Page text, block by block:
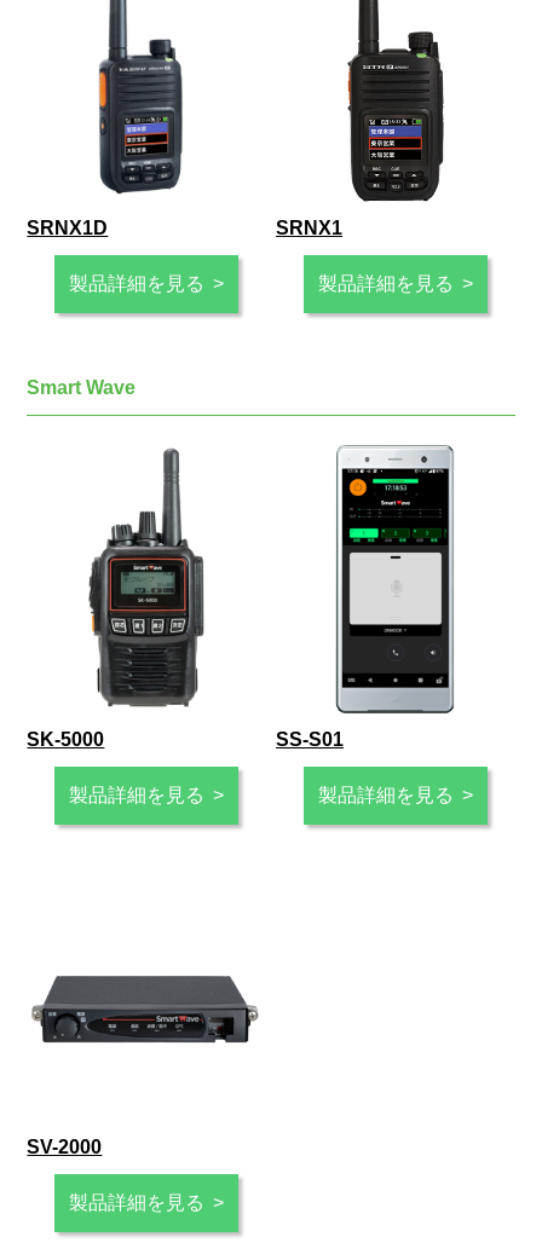
SRNX1D
製品詳細を見る
SRNX1
製品詳細を見る
Smart Wave
SK-5000
製品詳細を見る
SS-S01
製品詳細を見る
SV-2000
製品詳細を見る